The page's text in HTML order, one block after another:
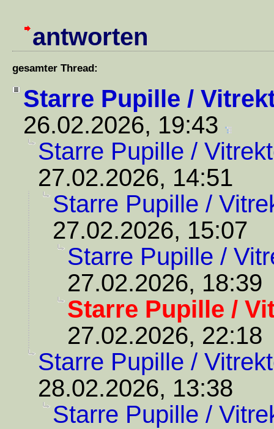
antworten
gesamter Thread:
Starre Pupille /
26.02.2026, 19:43
Starre Pupille /
27.02.2026, 14:51
Starre Pupille /
27.02.2026, 15:07
Starre Pupille /
27.02.2026, 18:39
Starre Pupille /
27.02.2026, 22:18
Starre Pupille /
28.02.2026, 13:38
Starre Pupille /